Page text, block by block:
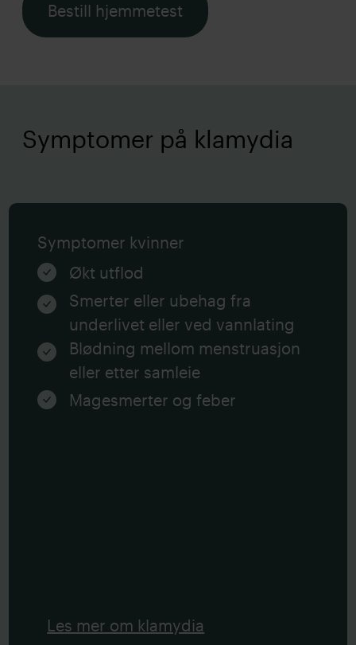
Bestill hjemmetest
Symptomer på klamydia
Symptomer kvinner
Økt utflod
Smerter eller ubehag fra
underlivet eller ved vannlating
Blødning mellom menstruasjon
eller etter samleie
Magesmerter og feber
Les mer om klamydia